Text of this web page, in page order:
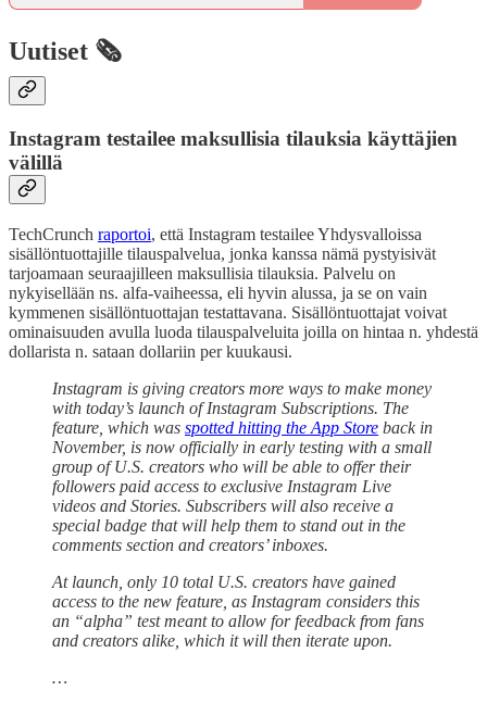
Uutiset 🗞️
Instagram testailee maksullisia tilauksia käyttäjien
välillä
TechCrunch raportoi, että Instagram testailee Yhdysvalloissa
sisällöntuottajille tilauspalvelua, jonka kanssa nämä pystyisivät
tarjoamaan seuraajilleen maksullisia tilauksia. Palvelu on
nykyisellään ns. alfa-vaiheessa, eli hyvin alussa, ja se on vain
kymmenen sisällöntuottajan testattavana. Sisällöntuottajat voivat
ominaisuuden avulla luoda tilauspalveluita joilla on hintaa n. yhdestä
dollarista n. sataan dollariin per kuukausi.
Instagram is giving creators more ways to make money
with today’s launch of Instagram Subscriptions. The
feature, which was spotted hitting the App Store back in
November, is now officially in early testing with a small
group of U.S. creators who will be able to offer their
followers paid access to exclusive Instagram Live
videos and Stories. Subscribers will also receive a
special badge that will help them to stand out in the
comments section and creators’ inboxes.
At launch, only 10 total U.S. creators have gained
access to the new feature, as Instagram considers this
an “alpha” test meant to allow for feedback from fans
and creators alike, which it will then iterate upon.
…